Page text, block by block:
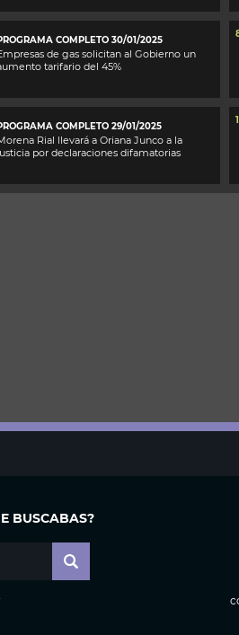
COMPLETO 30/01/2025
de gas solicitan al Gobierno un
tarifario del 45%
COMPLETO 29/01/2025
Rial llevará a Oriana Junco a la
por declaraciones difamatorias
BUSCABAS?